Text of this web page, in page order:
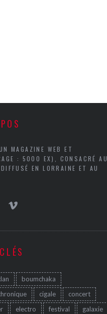
MAGAZINE WEB ET
: 5000 EX), CONSACRÉ
EN LORRAINE ET AU
boumchaka
cigale
concert
electro festival galaxie